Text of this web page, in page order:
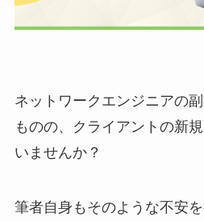
ネットワークエンジニアの
ものの、クライアントの新
いませんか？
筆者自身もそのような不安を